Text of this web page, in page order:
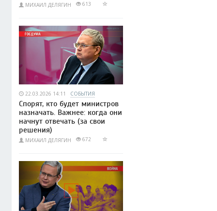
МИХАИЛ ДЕЛЯГИН 613
22.03.2026 14:11 СОБЫТИЯ
Спорят, кто будет министров
назначать. Важнее: когда они
начнут отвечать (за свои
решения)
МИХАИЛ ДЕЛЯГИН 672